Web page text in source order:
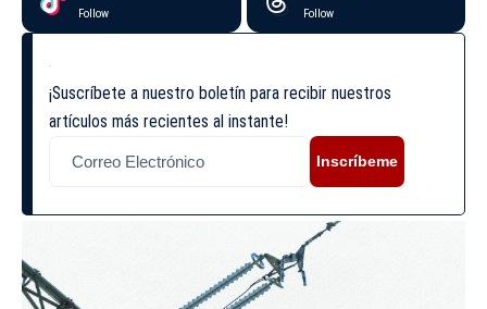
Follow Follow
¡Suscríbete a nuestro boletín para recibir nuestros
artículos más recientes al instante!
Inscríbeme